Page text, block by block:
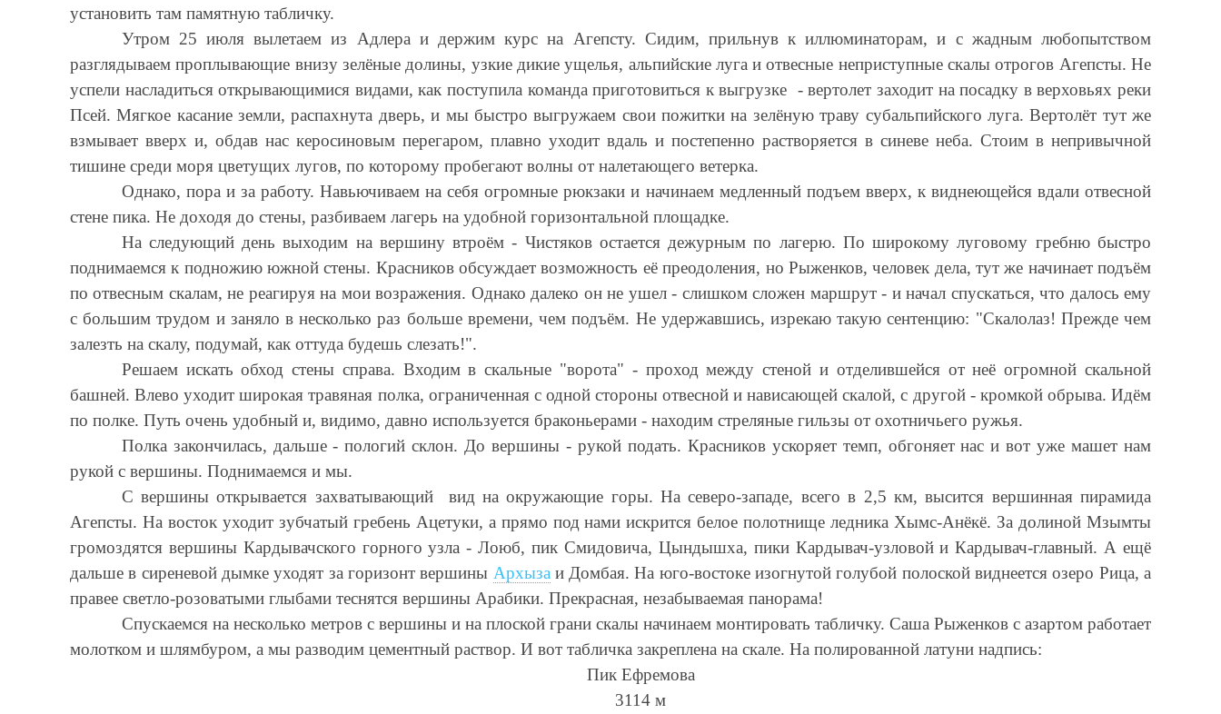
установить там памятную табличку.
Утром 25 июля вылетаем из Адлера и держим курс на Агепсту. Сидим, прильнув к иллюминаторам, и с жадным любопытством
разглядываем проплывающие внизу зелёные долины, узкие дикие ущелья, альпийские луга и отвесные неприступные скалы отрогов Агепсты. Не
успели насладиться открывающимися видами, как поступила команда приготовиться к выгрузке - вертолет заходит на посадку в верховьях реки
Псей. Мягкое касание земли, распахнута дверь, и мы быстро выгружаем свои пожитки на зелёную траву субальпийского луга. Вертолёт тут же
взмывает вверх и, обдав нас керосиновым перегаром, плавно уходит вдаль и постепенно растворя­ется в синеве неба. Стоим в непривычной
тишине среди моря цветущих лугов, по которому пробегают волны от налетающего ветерка.
Однако, пора и за работу. Навьючиваем на себя огромные рюкзаки и начинаем медленный подъем вверх, к виднеющейся вдали отвесной
стене пика. Не доходя до стены, разбиваем лагерь на удобной горизонтальной площадке.
На следующий день выходим на вершину втроём - Чистяков остается дежурным по лагерю. По широкому луговому гребню быстро
поднимаемся к подножию южной стены. Красников обсуждает возможность её преодоления, но Рыженков, человек дела, тут же начинает подъём
по отвесным скалам, не реагируя на мои возражения. Однако далеко он не ушел - слишком сложен маршрут - и начал спускаться, что далось ему
с большим трудом и заняло в несколько раз больше времени, чем подъём. Не удержавшись, изрекаю такую сентенцию: "Скалолаз! Прежде чем
залезть на скалу, подумай, как оттуда будешь слезать!".
Решаем искать обход стены справа. Входим в скальные "ворота" - проход между стеной и отделившейся от неё огромной скальной
башней. Влево уходит широкая травяная полка, ограниченная с одной стороны отвесной и нависающей скалой, с другой - кромкой обрыва. Идём
по полке. Путь очень удобный и, видимо, давно используется браконьерами - находим стреляные гильзы от охотничьего ружья.
Полка закончилась, дальше - пологий склон. До вершины - рукой подать. Красников ускоряет темп, обгоняет нас и вот уже машет нам
рукой с вершины. Поднимаемся и мы.
С вершины открывается захватывающий
вид на окружающие горы. На северо-западе, всего в 2,5 км, высится вершинная пирамида
Агепсты. На восток уходит зубчатый гребень Ацетуки, а прямо под нами искрится белое полотнище ледника Хымс-Анёкё. За долиной Мзымты
громоздятся вершины Кардывачского горного узла - Лоюб, пик Смидовича, Цындышха, пики Кардывач-узловой и Кардывач-главный. А ещё
дальше в сиреневой дымке уходят за горизонт вершины Архыза и Домбая. На юго-востоке изогнутой голубой полоской виднеется озеро Рица, а
правее светло-розоватыми глыбами теснятся вершины Арабики. Прекрасная, незабываемая панорама!
Спускаемся на несколько метров с вершины и на плоской грани скалы начинаем монтировать табличку. Саша Рыженков с азартом работает
молотком и шлямбуром, а мы разводим цементный раствор. И вот табличка закреплена на скале. На полированной латуни надпись:
Пик Ефремова
3114 м